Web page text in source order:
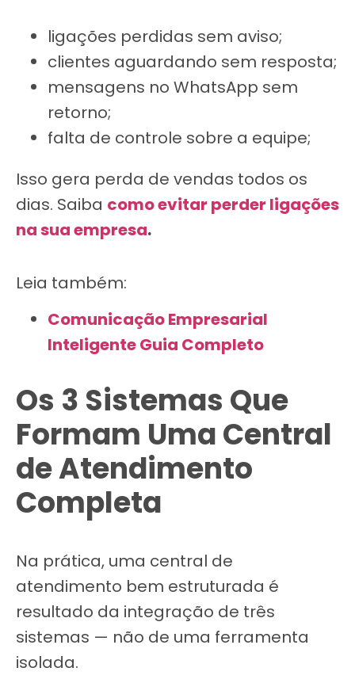
ligações perdidas sem aviso;
clientes aguardando sem resposta;
mensagens no WhatsApp sem
retorno;
falta de controle sobre a equipe;
Isso gera perda de vendas todos os
dias. Saiba como evitar perder ligações
na sua empresa.
Leia também:
Comunicação Empresarial
Inteligente Guia Completo
Os 3 Sistemas Que
Formam Uma Central
de Atendimento
Completa
Na prática, uma central de
atendimento bem estruturada é
resultado da integração de três
sistemas — não de uma ferramenta
isolada.